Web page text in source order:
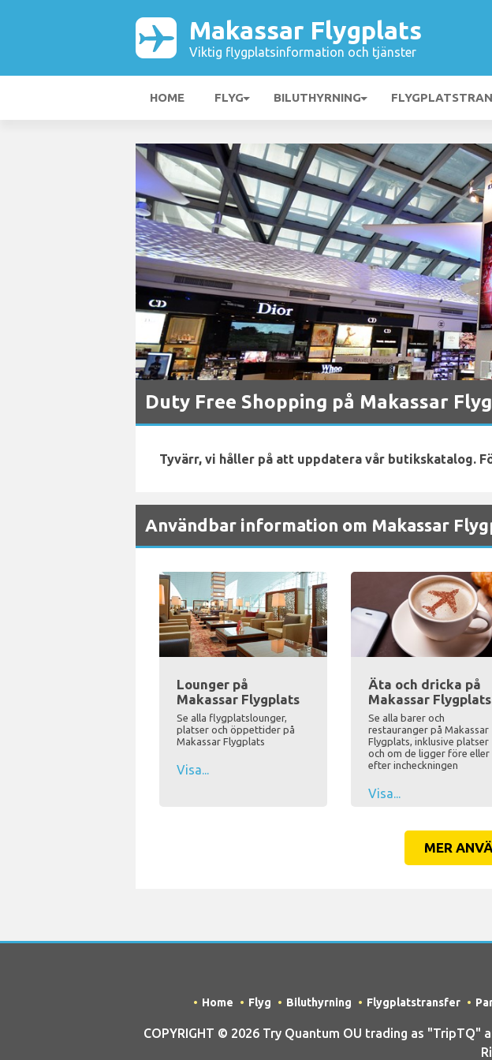
Makassar Flygplats
Viktig flygplatsinformation och tjänster
HOME FLYG BILUTHYRNING
Duty Free Shopping på Makassar
Tyvärr, vi håller på att uppdatera vår butikskatalog.
Användbar information om Makassar
Lounger på
Makassar Flygplats
Se alla flygplatslounger,
platser och öppettider på
Makassar Flygplats
Visa...
Äta och dricka på
Makassar Flygplats
Se alla barer och
restauranger på Makassar
Flygplats, inklusive platser
och om de ligger före eller
efter incheckningen
Visa...
MER
Home Flyg Biluthyrning Flygplatstransfer
COPYRIGHT © 2026 Try Quantum OU trading as